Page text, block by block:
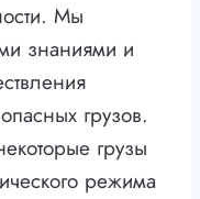
Мы
знаниями и
грузов.
грузы
режима